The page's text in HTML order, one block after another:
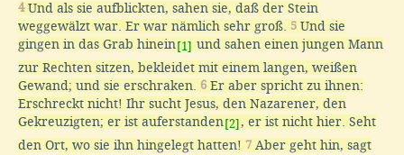
4Und als sie aufblickten, sahen sie, daß der Stein
weggewälzt war. Er war nämlich sehr groß. 5 Und sie
gingen in das Grab hinein [1] und sahen einen jungen Mann
zur Rechten sitzen, bekleidet mit einem langen, weißen
Gewand; und sie erschraken. 6 Er aber spricht zu ihnen:
Erschreckt nicht! Ihr sucht Jesus, den Nazarener, den
Gekreuzigten; er ist auferstanden [2] , er ist nicht hier. Seht
den Ort, wo sie ihn hingelegt hatten! 7 Aber geht hin, sagt